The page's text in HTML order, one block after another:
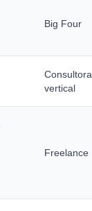
Big Four
Consultora
vertical
Freelance